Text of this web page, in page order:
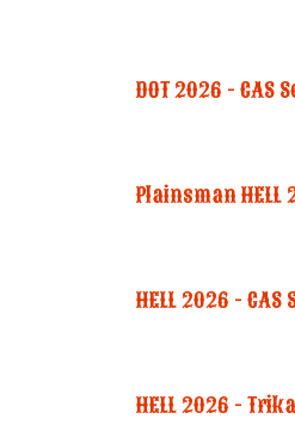
DOT 2026 - CAS
Plainsman HELL
HELL 2026 -
HELL 2026 -